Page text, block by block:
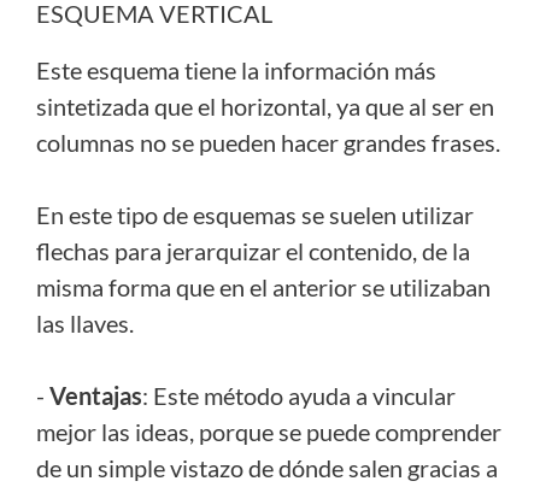
ESQUEMA VERTICAL
Este esquema tiene la información más
sintetizada que el horizontal, ya que al ser en
columnas no se pueden hacer grandes frases.
En este tipo de esquemas se suelen utilizar
flechas para jerarquizar el contenido, de la
misma forma que en el anterior se utilizaban
las llaves.
- Ventajas: Este método ayuda a vincular
mejor las ideas, porque se puede comprender
de un simple vistazo de dónde salen gracias a